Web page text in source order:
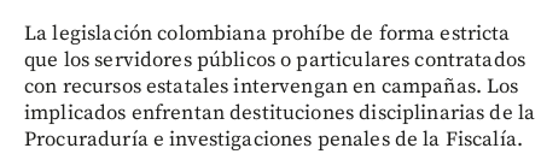
La legislación colombiana prohíbe de forma estricta
que los servidores públicos o particulares contratados
con recursos estatales intervengan en campañas. Los
implicados enfrentan destituciones disciplinarias de la
Procuraduría e investigaciones penales de la Fiscalía.